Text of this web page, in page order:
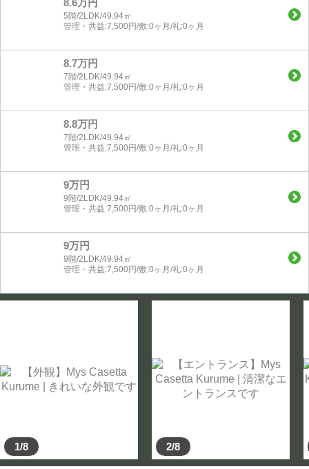
5階/2LDK/49.94㎡
管理・共益:7,500円/敷:0ヶ月/礼:0ヶ月
8.7万円
7階/2LDK/49.94㎡
管理・共益:7,500円/敷:0ヶ月/礼:0ヶ月
8.8万円
7階/2LDK/49.94㎡
管理・共益:7,500円/敷:0ヶ月/礼:0ヶ月
9万円
9階/2LDK/49.94㎡
管理・共益:7,500円/敷:0ヶ月/礼:0ヶ月
9万円
9階/2LDK/49.94㎡
管理・共益:7,500円/敷:0ヶ月/礼:0ヶ月
1/8 2/8